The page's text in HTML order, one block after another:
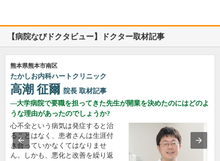
【病院なびドクタビュー】ドクター取材記事
熊本県熊本市南区
たかしお内科ハートクリニック
高潮 征爾 院長 取材記事
大学病院で要職を担ってきた先生が開業を決めたのにはどのよ
うな理由があったのでしょうか?
心不全という病気は発症すると治
ることはなく、患者さんは生涯付
き合っていかなくてはなりませ
ん。しかも、悪化と改善を繰り返